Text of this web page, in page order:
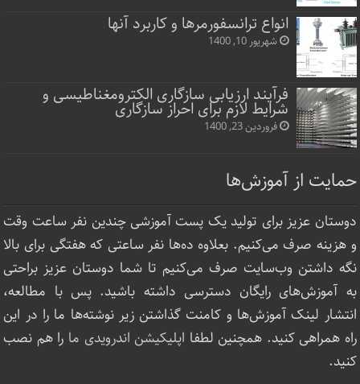
انواع ترانسفورمرها و کاربرد آنها
شهریور 10, 1400
فرآیند ارزیابی سازگاری الکترومغناطیسی و
شرایط لازم برای احراز سازگاری
فروردین 23, 1400
حمایت از آموزش‌ها
دوستان عزیز برای تولید یک پست آموزشی چندین نفر ساعت‌ وقت
و هزینه صرف می‌کنیم. بعلاوه ده‌ها نفر ساعتی که هفتگی برای بالا
نگه داشتن وب‌سایت صرف ‌می‌کنیم تا شما دوستان عزیز براحتی
به آموزش‌های رایگان دسترسی داشته باشید. پس با مطالعه،
انتشار لینک‌ آموزش‌ها و کامنت گذاشتن زیر نوشته‌‌ها ما را در این
راه همراهی کنید. همچنین لطفا اپلیکیشن اندرویدی ما را هم نصب
کنید.